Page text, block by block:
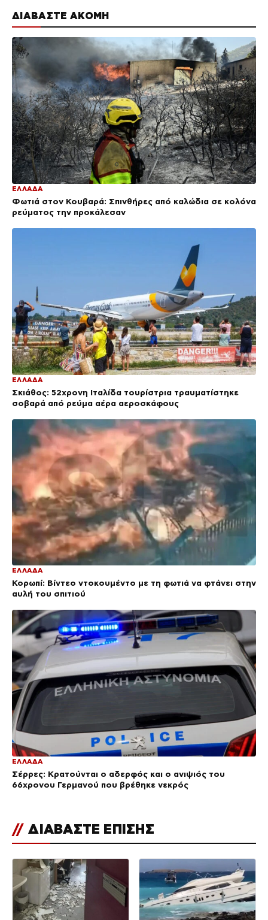
ΔΙΑΒΑΣΤΕ ΑΚΟΜΗ
ΕΛΛΑΔΑ
Φωτιά στον Κουβαρά: Σπινθήρες από καλώδια σε κολόνα
ρεύματος την προκάλεσαν
ΕΛΛΑΔΑ
Σκιάθος: 52χρονη Ιταλίδα τουρίστρια τραυματίστηκε
σοβαρά από ρεύμα αέρα αεροσκάφους
ΕΛΛΑΔΑ
Κορωπί: Βίντεο ντοκουμέντο με τη φωτιά να φτάνει στην
αυλή του σπιτιού
ΕΛΛΑΔΑ
Σέρρες: Κρατούνται ο αδερφός και ο ανιψιός του
66χρονου Γερμανού που βρέθηκε νεκρός
// ΔΙΑΒΑΣΤΕ ΕΠΙΣΗΣ